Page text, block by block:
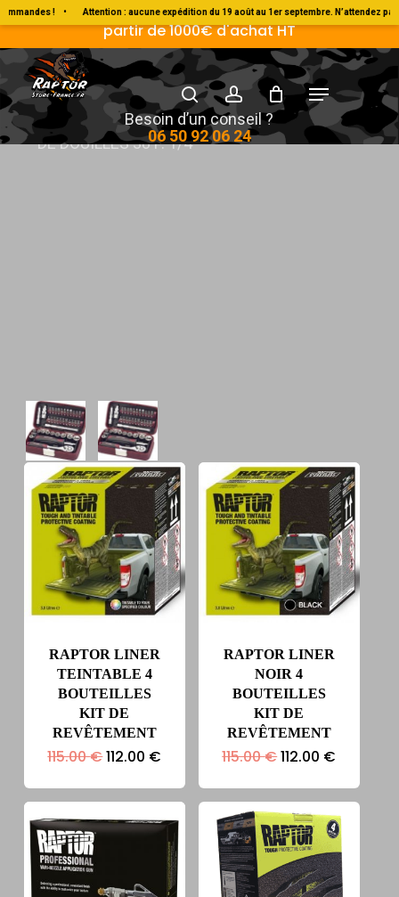
! • Attention : aucune expédition du 19 août au 1er septembre. N’attendez pas
Skip
main
content
Livraison Gratuite en France métropolitaine à
partir de 1000€ d'achat HT
Besoin d’un conseil ?
06 50 92 06 24
searchaccount
Menu
Accueil
Kraftwerk Tools Coffrets
JEU
DE DOUILLES 38 P. 1/4″
RAPTOR LINER
TEINTABLE 4
BOUTEILLES
KIT DE
REVÊTEMENT
115.00€Le
initial
était :
112.00 €
actuel
est :
RAPTOR LINER
NOIR 4
BOUTEILLES
KIT DE
REVÊTEMENT
115.00€Le
initial
était :
115.00 €.
112.00 €
actuel
est :
112.00 €.